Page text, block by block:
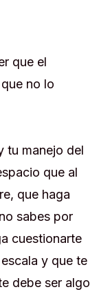
que el
no lo
tu manejo del
que al
que haga
sabes por
cuestionarte
y que te
debe ser algo